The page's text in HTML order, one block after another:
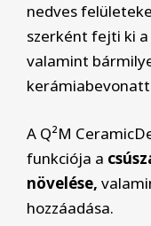
nedves
szerként fejti ki
valamint
A Q²M
funkciója a
növelése,
hozzáadása.